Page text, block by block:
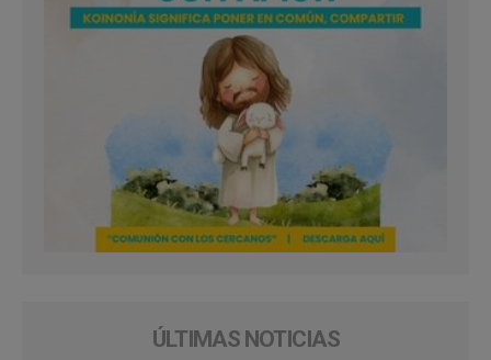
ÚLTIMAS NOTICIAS